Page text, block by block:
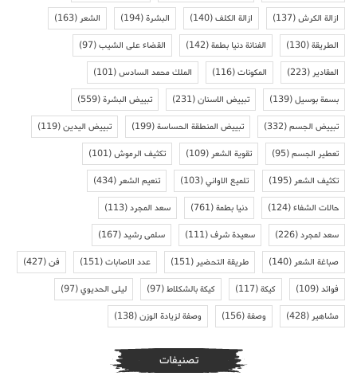
ازالة الكرش(137) ازالة الكلف(140) البشرة(194) الشعر(163)
الطريقة(130) الفنانة دنيا بطمة(142) القضاء على الشيب(97)
المقادير(223) المكونات(116) الملك محمد السادس(101)
بسمة بوسيل(139) تبييض الاسنان(231) تبييض البشرة(559)
تبييض الجسم(332) تبييض المنطقة الحساسة(199) تبييض اليدين(119)
تعطير الجسم(95) تقوية الشعر(109) تكثيف الرموش(101)
تكثيف الشعر(195) تلميع الاواني(103) تنعيم الشعر(434)
حالات الشفاء(124) دنيا بطمة(761) سعد المجرد(113)
سعد لمجرد(226) سعيدة شرف(111) سلمى رشيد(167)
صباغة الشعر(140) طريقة التحضير(151) عدد الاصابات(151) فن(427)
فوائد(109) كيكة(117) كيكة بالشكلاط(97) ليلى الحديوي(97)
مشاهير(428) وصفة(156) وصفة لزيادة الوزن(138)
تصنيفات